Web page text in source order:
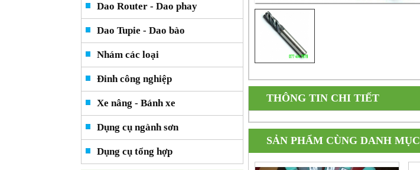
Dao Router - Dao phay
Dao Tupie - Dao bào
Nhám các loại
Đinh công nghiệp
Xe nâng - Bánh xe
Dụng cụ ngành sơn
Dụng cụ tổng hợp
THÔNG TIN CHI TIẾT
SẢN PHẨM CÙNG DANH MỤC